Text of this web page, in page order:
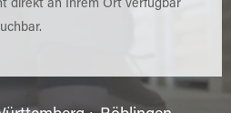
direkt an Ihrem Ort verfügbar